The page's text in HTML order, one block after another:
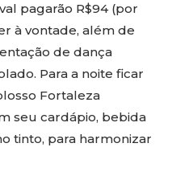
pagarão R$94 (por
à vontade, além de
de dança
Para a noite ficar
Fortaleza
seu cardápio, bebida
tinto, para harmonizar